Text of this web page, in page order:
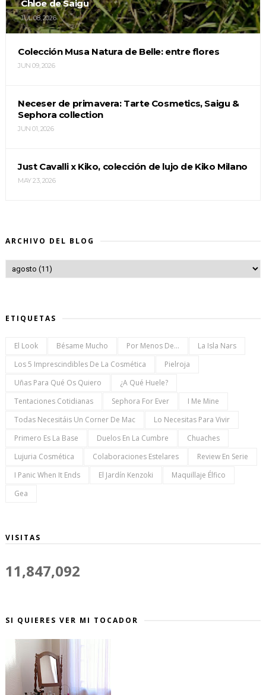
Chloe de Saigu
JUL 08, 2026
Colección Musa Natura de Belle: entre flores
JUN 09, 2026
Neceser de primavera: Tarte Cosmetics, Saigu &
Sephora collection
JUN 01, 2026
Just Cavalli x Kiko, colección de lujo de Kiko Milano
MAY 23, 2026
ARCHIVO DEL BLOG
ETIQUETAS
El Look Bésame Mucho Por Menos De...
La Isla Nars
Los 5 Imprescindibles De La Cosmética
Pielroja
Uñas Para Qué Os Quiero
¿a Qué Huele?
Tentaciones Cotidianas
Sephora For Ever
I Me Mine
Todas Necesitáis Un Corner De Mac
Lo Necesitas Para Vivir
Primero Es La Base
Duelos En La Cumbre
Chuaches
Lujuria Cosmética
Colaboraciones Estelares
Review En Serie
I Panic When It Ends
El Jardín Kenzoki
Maquillaje Élfico
Gea
VISITAS
11,847,092
SI QUIERES VER MI TOCADOR